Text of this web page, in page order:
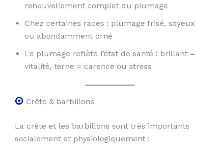
renouvellement complet du plumage
Chez certaines races : plumage frisé, soyeux
ou abondamment orné
Le plumage reflète l’état de santé : brillant =
vitalité, terne = carence ou stress
Crête & barbillons
La crête et les barbillons sont très importants
socialement et physiologiquement :